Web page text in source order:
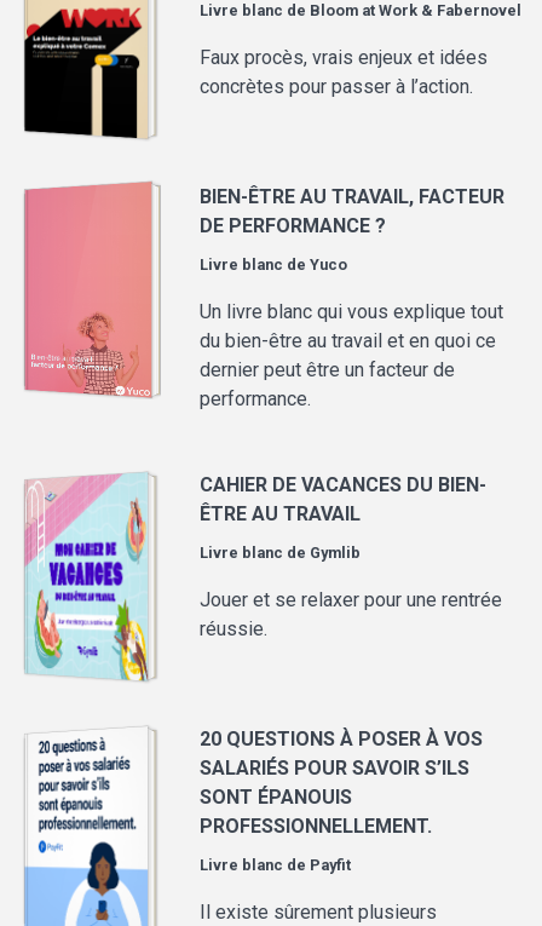
Livre blanc de Bloom at Work & Fabernovel
Faux procès, vrais enjeux et idées
concrètes pour passer à l’action.
BIEN-ÊTRE AU TRAVAIL, FACTEUR
DE PERFORMANCE ?
Livre blanc deYuco
Un livre blanc qui vous explique tout
du bien-être au travail et en quoi ce
dernier peut être un facteur de
performance.
CAHIER DE VACANCES DU BIEN-
ÊTRE AU TRAVAIL
Livre blanc de Gymlib
Jouer et se relaxer pour une rentrée
réussie.
20 QUESTIONS À POSER À VOS
SALARIÉS POUR SAVOIR S’ILS
SONT ÉPANOUIS
PROFESSIONNELLEMENT.
Livre blanc de Payfit
Il existe sûrement plusieurs